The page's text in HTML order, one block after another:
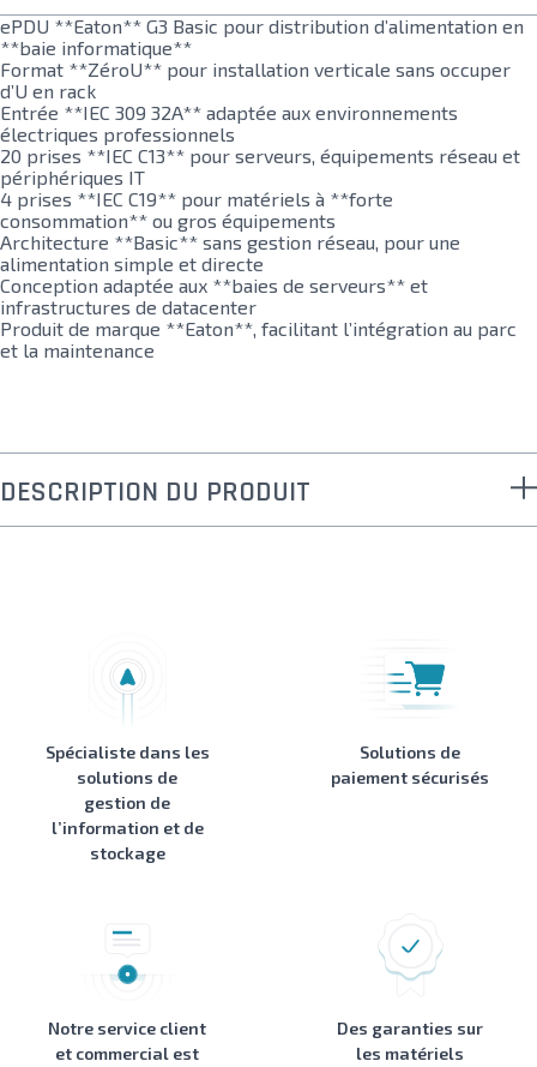
ePDU **Eaton** G3 Basic pour distribution d’alimentation en
**baie informatique**
Format **ZéroU** pour installation verticale sans occuper
d’U en rack
Entrée **IEC 309 32A** adaptée aux environnements
électriques professionnels
20 prises **IEC C13** pour serveurs, équipements réseau et
périphériques IT
4 prises **IEC C19** pour matériels à **forte
consommation** ou gros équipements
Architecture **Basic** sans gestion réseau, pour une
alimentation simple et directe
Conception adaptée aux **baies de serveurs** et
infrastructures de datacenter
Produit de marque **Eaton**, facilitant l’intégration au parc
et la maintenance
DESCRIPTION DU PRODUIT
Spécialiste dans les
solutions de
gestion de
l’information et de
stockage
Solutions de
paiement sécurisés
Notre service client
et commercial est
Des garanties sur
les matériels